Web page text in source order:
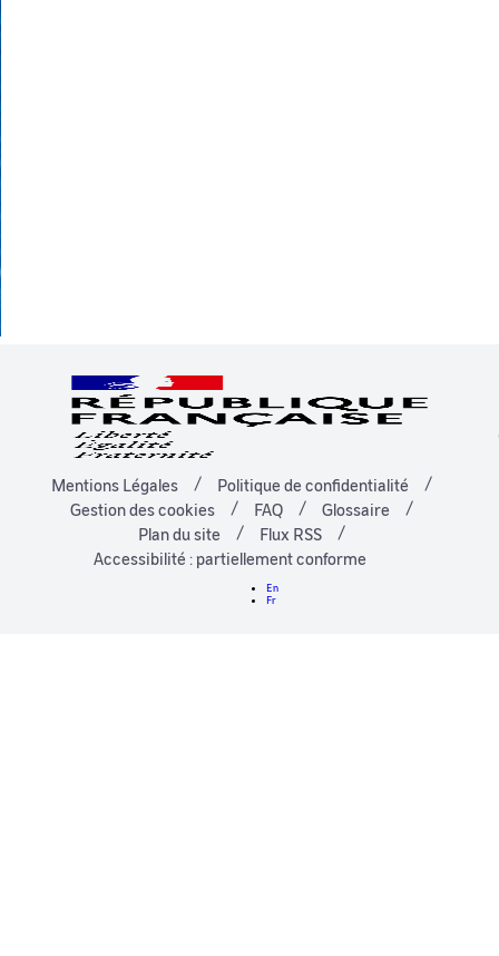
Mentions Légales
Politique de confidentialité
Gestion des cookies
FAQ
Glossaire
Plan du site
Flux RSS
Accessibilité : partiellement conforme
En
Fr